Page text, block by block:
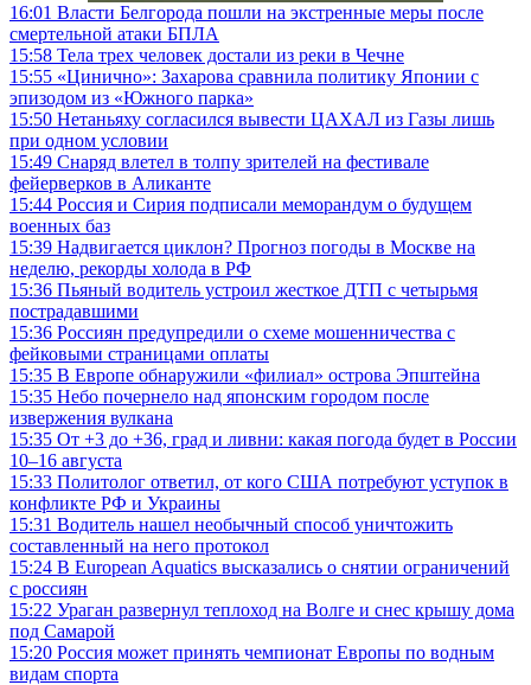
16:01 Власти Белгорода пошли на экстренные меры после
смертельной атаки БПЛА
15:58 Тела трех человек достали из реки в Чечне
15:55 «Цинично»: Захарова сравнила политику Японии с
эпизодом из «Южного парка»
15:50 Нетаньяху согласился вывести ЦАХАЛ из Газы лишь
при одном условии
15:49 Снаряд влетел в толпу зрителей на фестивале
фейерверков в Аликанте
15:44 Россия и Сирия подписали меморандум о будущем
военных баз
15:39 Надвигается циклон? Прогноз погоды в Москве на
неделю, рекорды холода в РФ
15:36 Пьяный водитель устроил жесткое ДТП с четырьмя
пострадавшими
15:36 Россиян предупредили о схеме мошенничества с
фейковыми страницами оплаты
15:35 В Европе обнаружили «филиал» острова Эпштейна
15:35 Небо почернело над японским городом после
извержения вулкана
15:35 От +3 до +36, град и ливни: какая погода будет в России
10–16 августа
15:33 Политолог ответил, от кого США потребуют уступок в
конфликте РФ и Украины
15:31 Водитель нашел необычный способ уничтожить
составленный на него протокол
15:24 В European Aquatics высказались о снятии ограничений
с россиян
15:22 Ураган развернул теплоход на Волге и снес крышу дома
под Самарой
15:20 Россия может принять чемпионат Европы по водным
видам спорта